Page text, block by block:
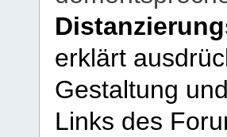
erklärt
Gestaltung
Links des